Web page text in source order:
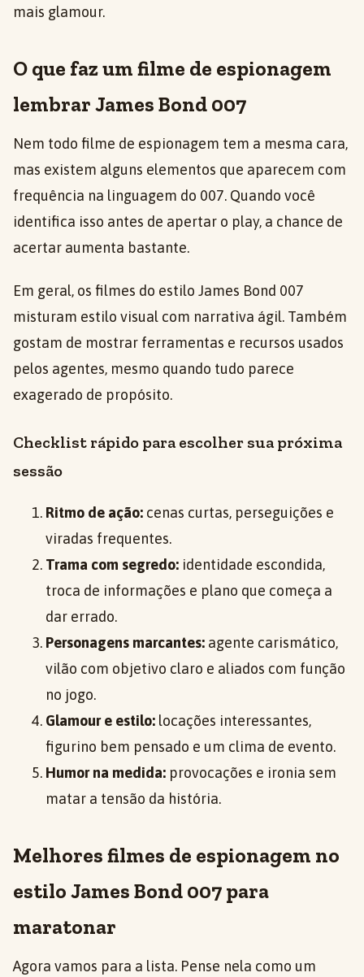
mais glamour.
O que faz um filme de espionagem
lembrar James Bond 007
Nem todo filme de espionagem tem a mesma cara,
mas existem alguns elementos que aparecem com
frequência na linguagem do 007. Quando você
identifica isso antes de apertar o play, a chance de
acertar aumenta bastante.
Em geral, os filmes do estilo James Bond 007
misturam estilo visual com narrativa ágil. Também
gostam de mostrar ferramentas e recursos usados
pelos agentes, mesmo quando tudo parece
exagerado de propósito.
Checklist rápido para escolher sua próxima
sessão
Ritmo de ação: cenas curtas, perseguições e
viradas frequentes.
Trama com segredo: identidade escondida,
troca de informações e plano que começa a
dar errado.
Personagens marcantes: agente carismático,
vilão com objetivo claro e aliados com função
no jogo.
Glamour e estilo: locações interessantes,
figurino bem pensado e um clima de evento.
Humor na medida: provocações e ironia sem
matar a tensão da história.
Melhores filmes de espionagem no
estilo James Bond 007 para
maratonar
Agora vamos para a lista. Pense nela como um